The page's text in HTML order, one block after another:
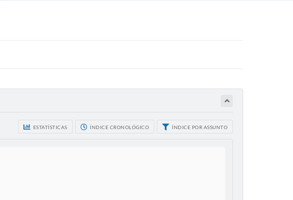
ESTATÍSTICAS ÍNDICE CRONOLÓGICO ÍNDICE POR ASSUNTO